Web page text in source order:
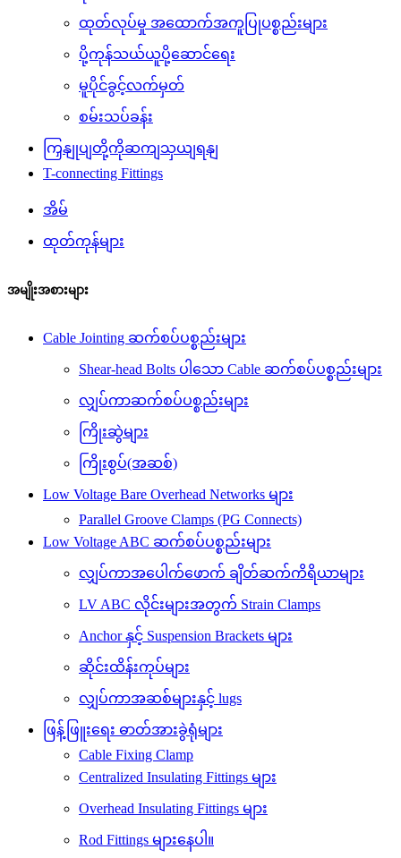
ထုတ်လုပ်မှု အထောက်အကူပြုပစ္စည်းများ
ပို့ကုန်သယ်ယူပို့ဆောင်ရေး
မူပိုင်ခွင့်လက်မှတ်
စမ်းသပ်ခန်း
ကြှနျုပျတို့ကိုဆကျသှယျရနျ
T-connecting Fittings
အိမ်
ထုတ်ကုန်များ
အမျိုးအစားများ
Cable Jointing ဆက်စပ်ပစ္စည်းများ
Shear-head Bolts ပါသော Cable ဆက်စပ်ပစ္စည်းများ
လျှပ်ကာဆက်စပ်ပစ္စည်းများ
ကြိုးဆွဲများ
ကြိုးစွပ်(အဆစ်)
Low Voltage Bare Overhead Networks များ
Parallel Groove Clamps (PG Connects)
Low Voltage ABC ဆက်စပ်ပစ္စည်းများ
လျှပ်ကာအပေါက်ဖောက် ချိတ်ဆက်ကိရိယာများ
LV ABC လိုင်းများအတွက် Strain Clamps
Anchor နှင့် Suspension Brackets များ
ဆိုင်းထိန်းကုပ်များ
လျှပ်ကာအဆစ်များနှင့် lugs
ဖြန့်ဖြူးရေး ဓာတ်အားခွဲရုံများ
Cable Fixing Clamp
Centralized Insulating Fittings များ
Overhead Insulating Fittings များ
Rod Fittings များနေပါ။